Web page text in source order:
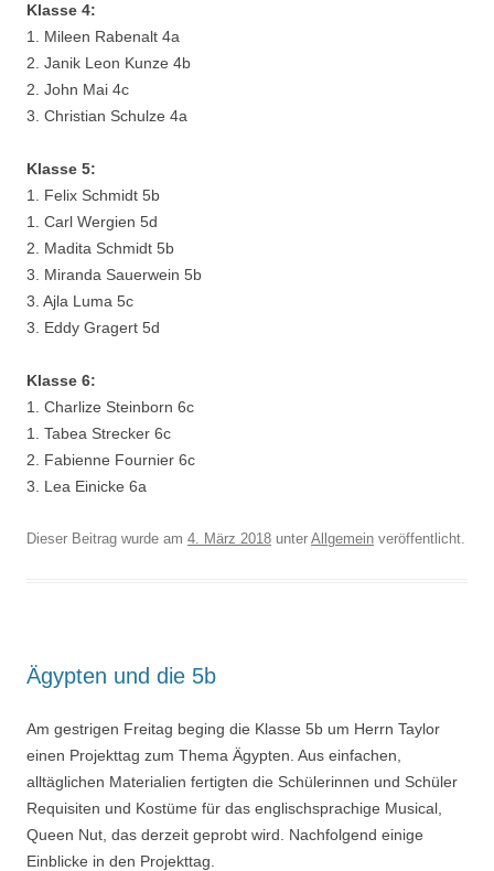
Klasse 4:
1. Mileen Rabenalt 4a
2. Janik Leon Kunze 4b
2. John Mai 4c
3. Christian Schulze 4a
Klasse 5:
1. Felix Schmidt 5b
1. Carl Wergien 5d
2. Madita Schmidt 5b
3. Miranda Sauerwein 5b
3. Ajla Luma 5c
3. Eddy Gragert 5d
Klasse 6:
1. Charlize Steinborn 6c
1. Tabea Strecker 6c
2. Fabienne Fournier 6c
3. Lea Einicke 6a
Dieser Beitrag wurde am 4. März 2018 unter Allgemein veröffentlicht.
Ägypten und die 5b
Am gestrigen Freitag beging die Klasse 5b um Herrn Taylor
einen Projekttag zum Thema Ägypten. Aus einfachen,
alltäglichen Materialien fertigten die Schülerinnen und Schüler
Requisiten und Kostüme für das englischsprachige Musical,
Queen Nut, das derzeit geprobt wird. Nachfolgend einige
Einblicke in den Projekttag.